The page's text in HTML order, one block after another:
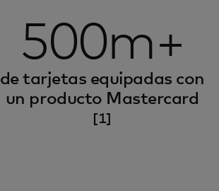
500m+
de tarjetas equipadas con
un producto Mastercard
[1]